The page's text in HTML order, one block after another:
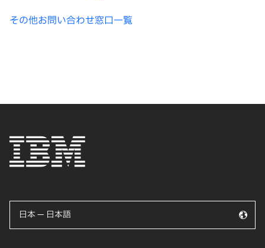
その他お問い合わせ窓口一覧
日本 — 日本語